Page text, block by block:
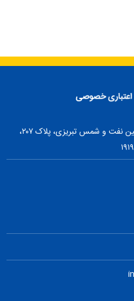
تهران، ضلع شمالی بلوار میرداماد، بین نفت و شمس تبریزی، پلاک ۲۰۷،